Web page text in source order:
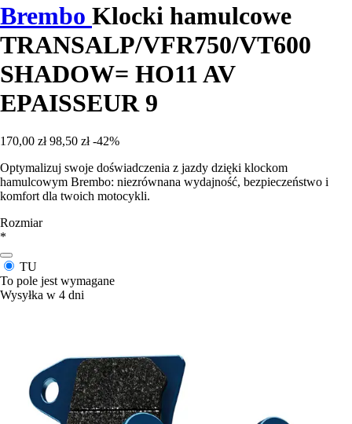
Brembo Klocki hamulcowe
TRANSALP/VFR750/VT600
SHADOW= HO11 AV
EPAISSEUR 9
170,00 zł 98,50 zł -42%
Optymalizuj swoje doświadczenia z jazdy dzięki klockom
hamulcowym Brembo: niezrównana wydajność, bezpieczeństwo i
komfort dla twoich motocykli.
Rozmiar
*
TU
To pole jest wymagane
Wysyłka w 4 dni